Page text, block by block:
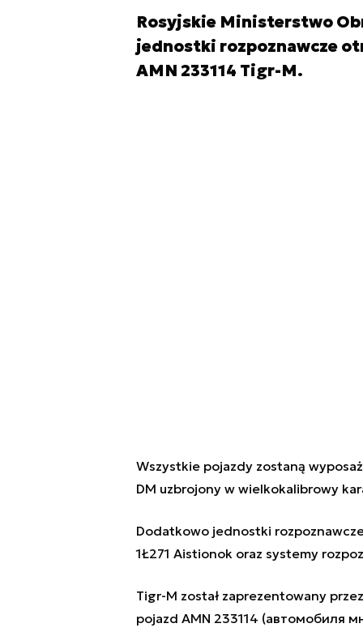
Rosyjskie Ministerstwo
jednostki rozpoznawcze
AMN 233114 Tigr-M.
Wszystkie pojazdy zostaną
DM uzbrojony w wielkokalibrowy
Dodatkowo jednostki
1Ł271 Aistionok oraz systemy
Tigr-M został zaprezentowany
pojazd AMN 233114 (автомобиля